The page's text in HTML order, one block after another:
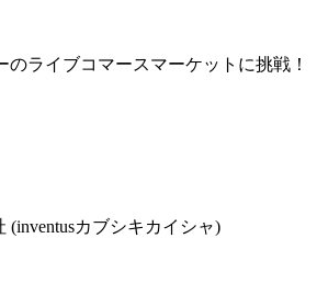
のライブコマースマーケットに挑戦！
(inventusカブシキカイシャ)